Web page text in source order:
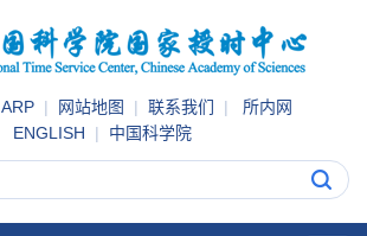
ARP | 网站地图 | 联系我们 | 所内网
ENGLISH | 中国科学院